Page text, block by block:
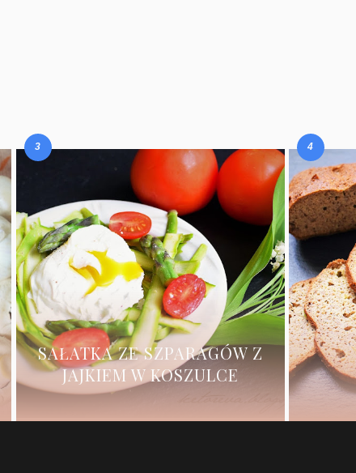
SAŁATKA ZE SZPARAGÓW Z
JAJKIEM W KOSZULCE